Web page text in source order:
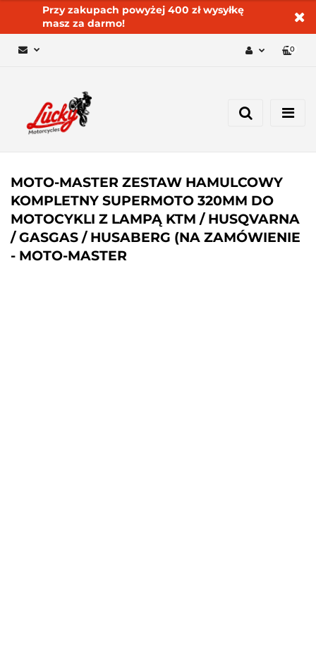
Przy zakupach powyżej 400 zł wysyłkę
masz za darmo!
Dodaj zgłoszenie
0
MOTO-MASTER ZESTAW HAMULCOWY
KOMPLETNY SUPERMOTO 320MM DO
MOTOCYKLI Z LAMPĄ KTM / HUSQVARNA
/ GASGAS / HUSABERG (NA ZAMÓWIENIE
- MOTO-MASTER